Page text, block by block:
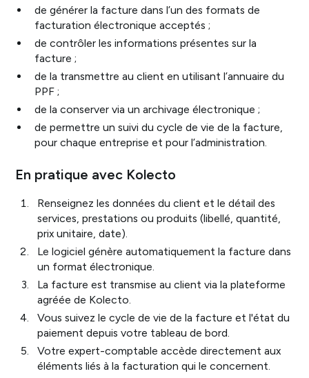
de générer la facture dans l’un des formats de
facturation électronique acceptés ;
de contrôler les informations présentes sur la
facture ;
de la transmettre au client en utilisant l’annuaire du
PPF ;
de la conserver via un archivage électronique ;
de permettre un suivi du cycle de vie de la facture,
pour chaque entreprise et pour l’administration.
En pratique avec Kolecto
Renseignez les données du client et le détail des
services, prestations ou produits (libellé, quantité,
prix unitaire, date).
Le logiciel génère automatiquement la facture dans
un format électronique.
La facture est transmise au client via la plateforme
agréée de Kolecto.
Vous suivez le cycle de vie de la facture et l'état du
paiement depuis votre tableau de bord.
Votre expert-comptable accède directement aux
éléments liés à la facturation qui le concernent.